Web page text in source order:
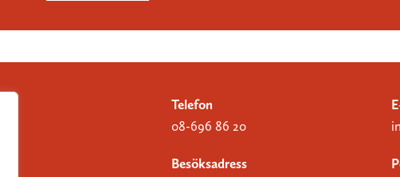
Telefon
08-696 86 20
Besöksadress